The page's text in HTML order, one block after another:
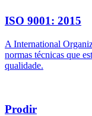
ISO 9001: 2015
A International
normas técnicas que
qualidade.
Prodir